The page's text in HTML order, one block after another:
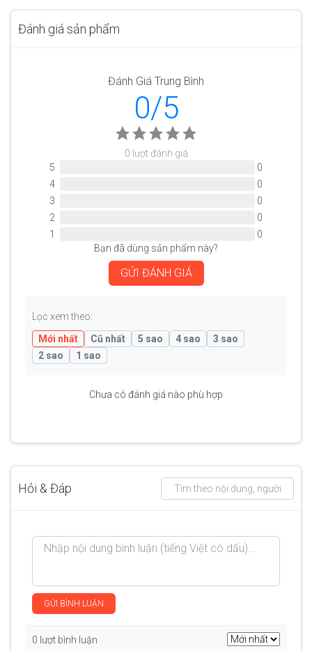
Đánh giá sản phẩm
Đánh Giá Trung Bình
0/5
0 lượt đánh giá
5
0
4
0
3
0
2
0
1
0
Bạn đã dùng sản phẩm này?
GỬI ĐÁNH GIÁ
Lọc xem theo:
Mới nhất
Cũ nhất 5 sao 4 sao
3 sao
2 sao
1 sao
Chưa có đánh giá nào phù hợp
Hỏi & Đáp
GỬI BÌNH LUẬN
0 lượt bình luận